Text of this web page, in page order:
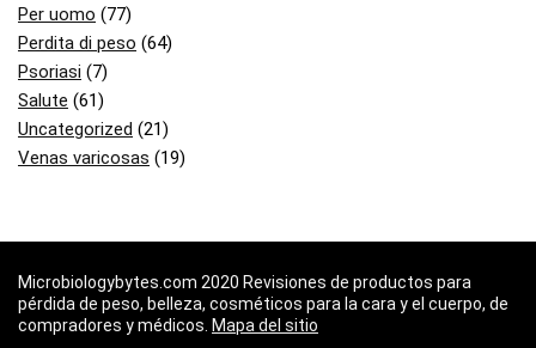
Per uomo (77)
Perdita di peso (64)
Psoriasi (7)
Salute (61)
Uncategorized (21)
Venas varicosas (19)
Microbiologybytes.com 2020 Revisiones de productos para
pérdida de peso, belleza, cosméticos para la cara y el cuerpo, de
compradores y médicos. Mapa del sitio